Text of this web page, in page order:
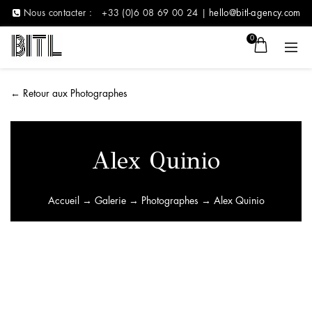
Nous contacter : +33 (0)6 08 69 00 24 | hello@bitl-agency.com
0
← Retour aux Photographes
Alex Quinio
Accueil → Galerie→ Photographes → Alex Quinio